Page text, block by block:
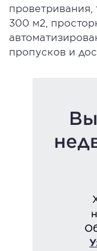
проветривания,
300 м2,
пропусков и